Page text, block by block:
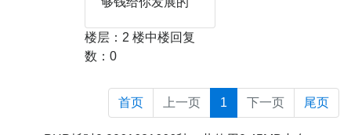
楼层：2 楼中楼回复
数：0
首页 上一页 1 下一页 尾页